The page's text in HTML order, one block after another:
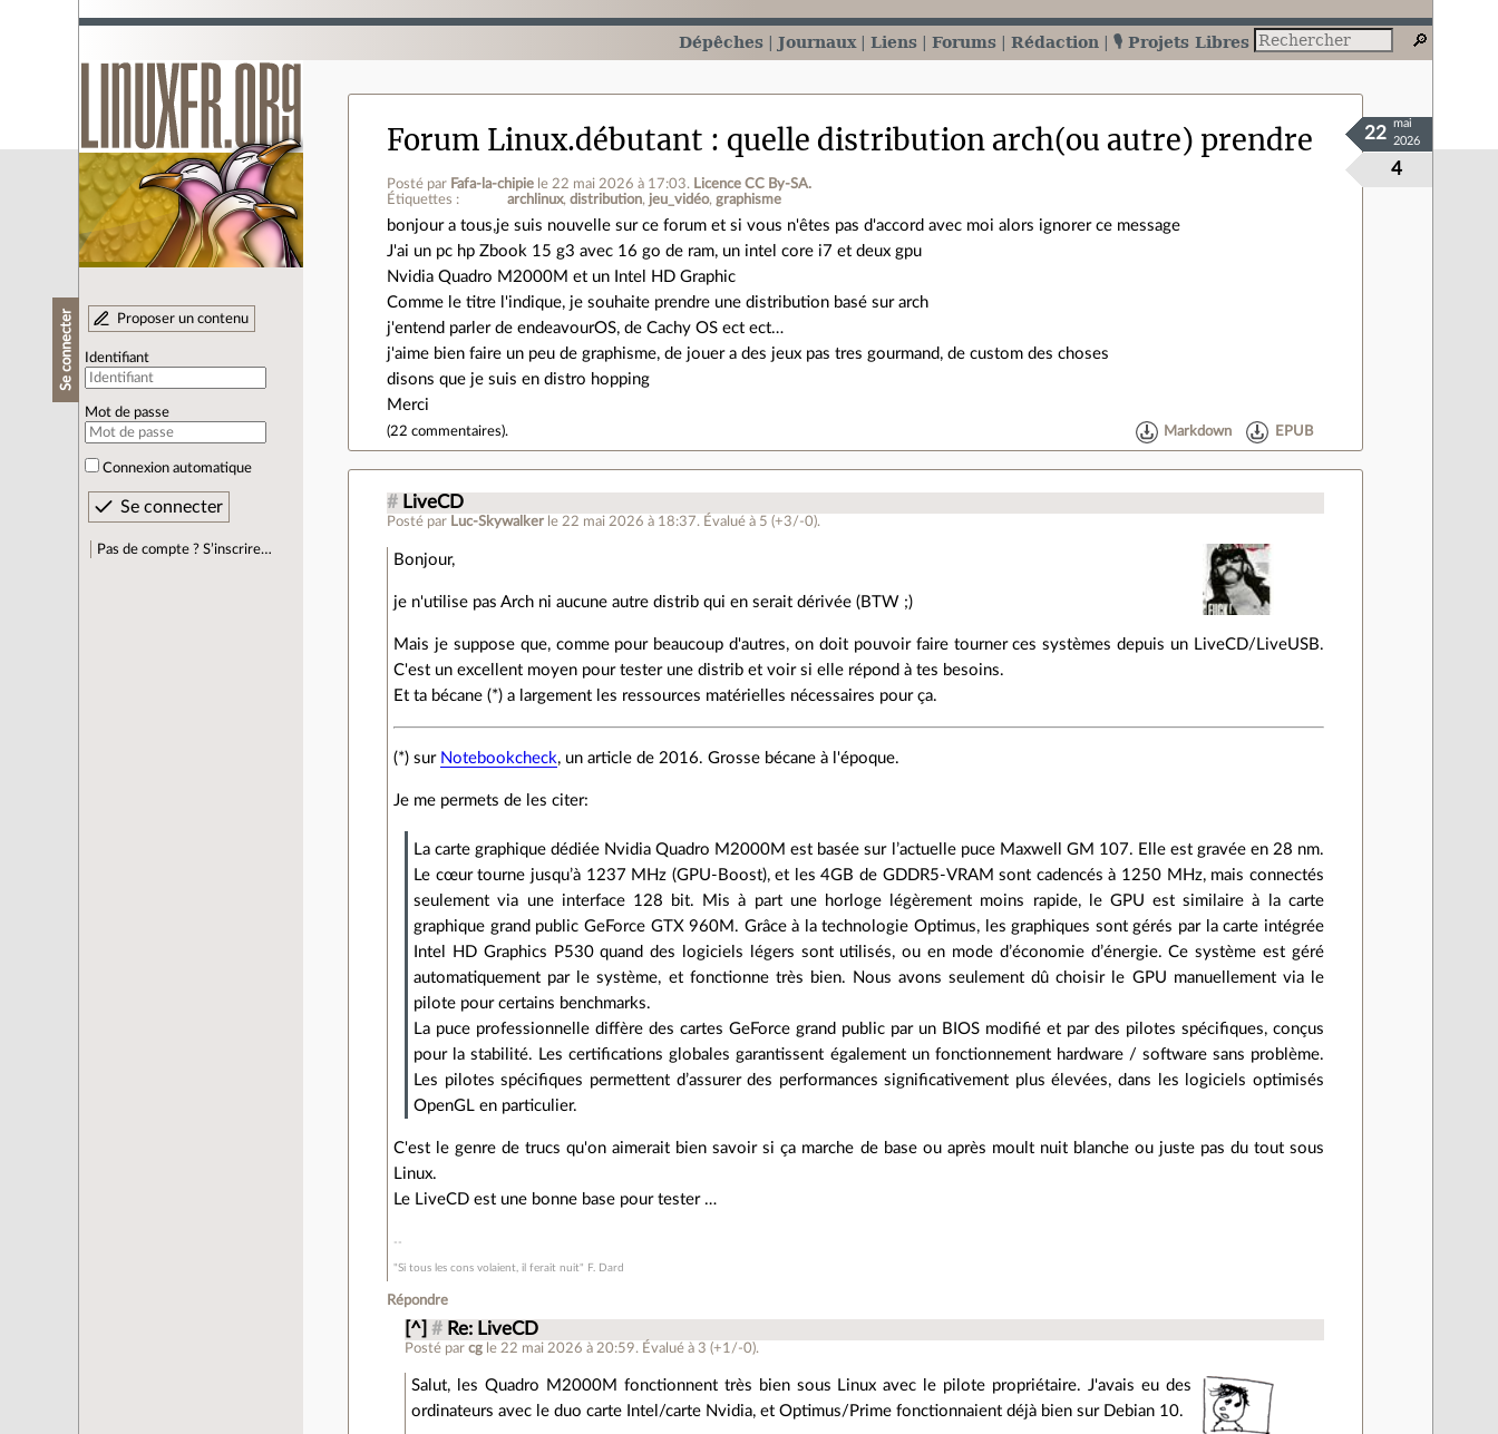
Dépêches Journaux Liens Forums Rédaction 🎙️ Projets Libres
Se connecter Proposer un contenu
Identifiant
Mot de passe
Connexion automatique
Pas de compte ? S’inscrire…
Forum Linux.débutant quelle distribution arch(ou autre) prendre
Posté par Fafa-la-chipie le 22 mai 2026 à 17:03. Licence CC By‑SA.
Étiquettes :
archlinux distribution jeu_vidéo graphisme
4
22
mai
2026
bonjour a tous,je suis nouvelle sur ce forum et si vous n'êtes pas d'accord avec moi alors ignorer ce message
J'ai un pc hp Zbook 15 g3 avec 16 go de ram, un intel core i7 et deux gpu
Nvidia Quadro M2000M et un Intel HD Graphic
Comme le titre l'indique, je souhaite prendre une distribution basé sur arch
j'entend parler de endeavourOS, de Cachy OS ect ect…
j'aime bien faire un peu de graphisme, de jouer a des jeux pas tres gourmand, de custom des choses
disons que je suis en distro hopping
Merci
(22 commentaires). Markdown EPUB
# LiveCD
Posté par Luc-Skywalker le 22 mai 2026 à 18:37. Évalué à 5 (+3/-0).
Bonjour,
je n'utilise pas Arch ni aucune autre distrib qui en serait dérivée (BTW ;)
Mais je suppose que, comme pour beaucoup d'autres, on doit pouvoir faire tourner ces systèmes depuis un LiveCD/LiveUSB.
C'est un excellent moyen pour tester une distrib et voir si elle répond à tes besoins.
Et ta bécane (*) a largement les ressources matérielles nécessaires pour ça.
(*) sur Notebookcheck, un article de 2016. Grosse bécane à l'époque.
Je me permets de les citer:
La carte graphique dédiée Nvidia Quadro M2000M est basée sur l’actuelle puce Maxwell GM 107. Elle est gravée en 28 nm.
Le cœur tourne jusqu’à 1237 MHz (GPU-Boost), et les 4GB de GDDR5-VRAM sont cadencés à 1250 MHz, mais connectés
seulement via une interface 128 bit. Mis à part une horloge légèrement moins rapide, le GPU est similaire à la carte
graphique grand public GeForce GTX 960M. Grâce à la technologie Optimus, les graphiques sont gérés par la carte intégrée
Intel HD Graphics P530 quand des logiciels légers sont utilisés, ou en mode d’économie d’énergie. Ce système est géré
automatiquement par le système, et fonctionne très bien. Nous avons seulement dû choisir le GPU manuellement via le
pilote pour certains benchmarks.
La puce professionnelle diffère des cartes GeForce grand public par un BIOS modifié et par des pilotes spécifiques, conçus
pour la stabilité. Les certifications globales garantissent également un fonctionnement hardware / software sans problème.
Les pilotes spécifiques permettent d’assurer des performances significativement plus élevées, dans les logiciels optimisés
OpenGL en particulier.
C'est le genre de trucs qu'on aimerait bien savoir si ça marche de base ou après moult nuit blanche ou juste pas du tout sous
Linux.
Le LiveCD est une bonne base pour tester …
"Si tous les cons volaient, il ferait nuit" F. Dard
Répondre
[^] # Re: LiveCD
Posté parcg le 22 mai 2026 à 20:59. Évalué à 3 (+1/-0).
Salut, les Quadro M2000M fonctionnent très bien sous Linux avec le pilote propriétaire. J'avais eu des
ordinateurs avec le duo carte Intel/carte Nvidia, et Optimus/Prime fonctionnaient déjà bien sur Debian 10.